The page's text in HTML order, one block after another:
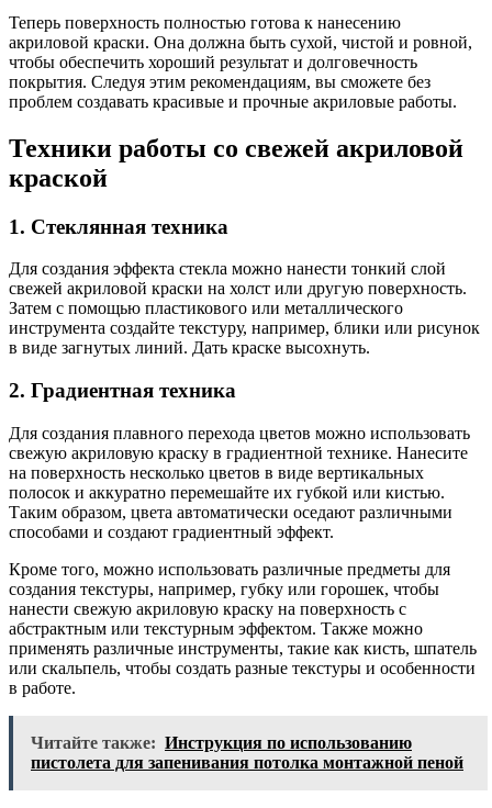
Теперь поверхность полностью готова к нанесению
акриловой краски. Она должна быть сухой, чистой и ровной,
чтобы обеспечить хороший результат и долговечность
покрытия. Следуя этим рекомендациям, вы сможете без
проблем создавать красивые и прочные акриловые работы.
Техники работы со свежей акриловой
краской
1. Стеклянная техника
Для создания эффекта стекла можно нанести тонкий слой
свежей акриловой краски на холст или другую поверхность.
Затем с помощью пластикового или металлического
инструмента создайте текстуру, например, блики или рисунок
в виде загнутых линий. Дать краске высохнуть.
2. Градиентная техника
Для создания плавного перехода цветов можно использовать
свежую акриловую краску в градиентной технике. Нанесите
на поверхность несколько цветов в виде вертикальных
полосок и аккуратно перемешайте их губкой или кистью.
Таким образом, цвета автоматически оседают различными
способами и создают градиентный эффект.
Кроме того, можно использовать различные предметы для
создания текстуры, например, губку или горошек, чтобы
нанести свежую акриловую краску на поверхность с
абстрактным или текстурным эффектом. Также можно
применять различные инструменты, такие как кисть, шпатель
или скальпель, чтобы создать разные текстуры и особенности
в работе.
Читайте также: Инструкция по использованию
пистолета для запенивания потолка монтажной пеной